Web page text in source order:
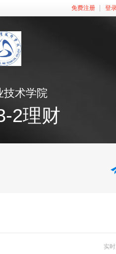
免费注册 登
技术学院
2理财
实